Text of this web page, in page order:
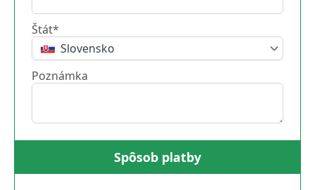
Štát*
Slovensko
Poznámka
Spôsob platby